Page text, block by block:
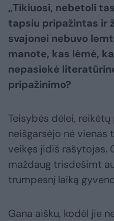
„Tikiuosi, nebetoli
tapsiu pripažintas ir
svajonei nebuvo
manote, kas lėmė,
nepasiekė
pripažinimo?
Teisybės dėlei,
neišgarsėjo nė vienas
veikęs jidiš rašytojas.
maždaug trisdešimt
trumpesnį laiką
Gana aišku, kodėl jie